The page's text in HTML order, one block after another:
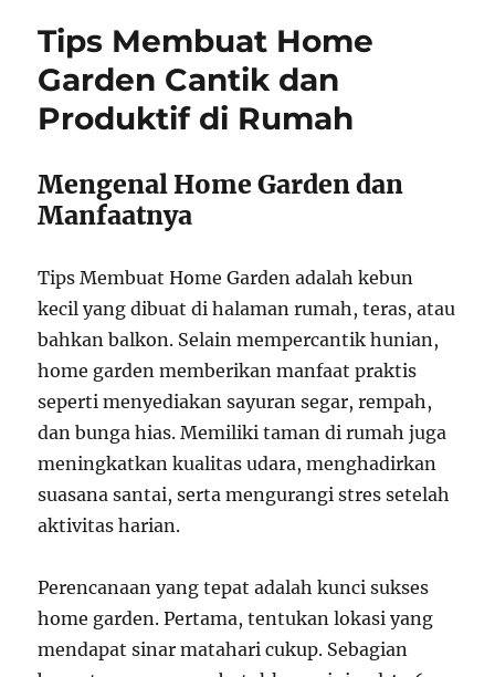
Tips Membuat Home
Garden Cantik dan
Produktif di Rumah
Mengenal Home Garden dan
Manfaatnya
Tips Membuat Home Garden adalah kebun
kecil yang dibuat di halaman rumah, teras, atau
bahkan balkon. Selain mempercantik hunian,
home garden memberikan manfaat praktis
seperti menyediakan sayuran segar, rempah,
dan bunga hias. Memiliki taman di rumah juga
meningkatkan kualitas udara, menghadirkan
suasana santai, serta mengurangi stres setelah
aktivitas harian.
Perencanaan yang tepat adalah kunci sukses
home garden. Pertama, tentukan lokasi yang
mendapat sinar matahari cukup. Sebagian